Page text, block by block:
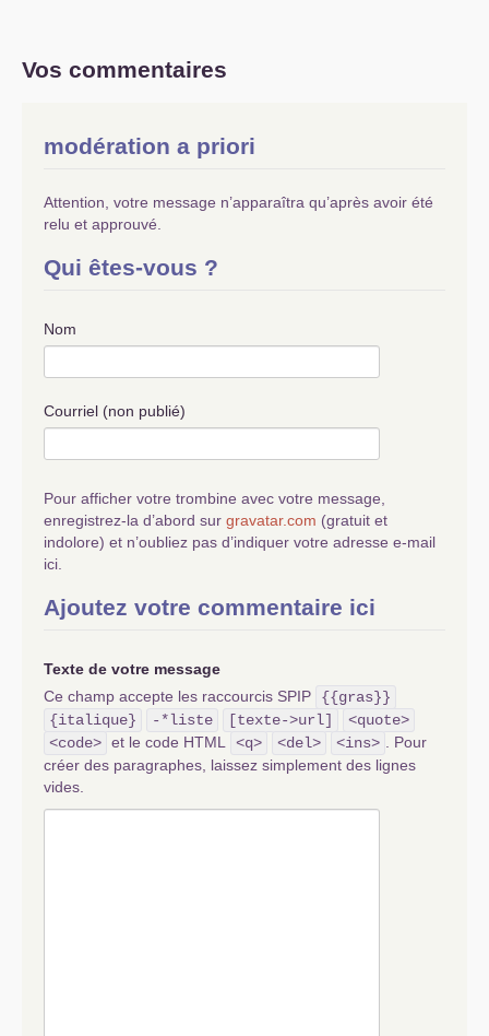
Vos commentaires
modération a priori
Attention, votre message n’apparaîtra qu’après avoir été
relu et approuvé.
Qui êtes-vous ?
Nom
Courriel (non publié)
Pour afficher votre trombine avec votre message,
enregistrez-la d’abord sur gravatar.com (gratuit et
indolore) et n’oubliez pas d’indiquer votre adresse e-mail
ici.
Ajoutez votre commentaire ici
Texte de votre message
Ce champ accepte les raccourcis SPIP
{{gras}}
{italique}
-*liste [texte->url]
<quote>
<code> et le code HTML <q> <del> <ins>
. Pour
créer des paragraphes, laissez simplement des lignes
vides.